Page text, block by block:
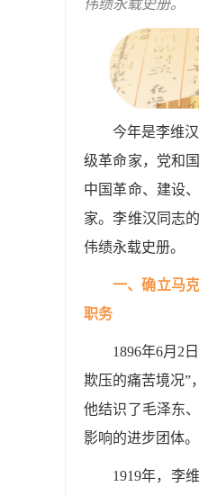
伟绩永载史册。
今年是李维
级革命家，党和
中国革命、建设
家。李维汉同志
伟绩永载史册。
一、确立马
职务
1896年6月2
欺压的痛苦境况”
他结识了毛泽东
影响的进步团体。
1919年，李